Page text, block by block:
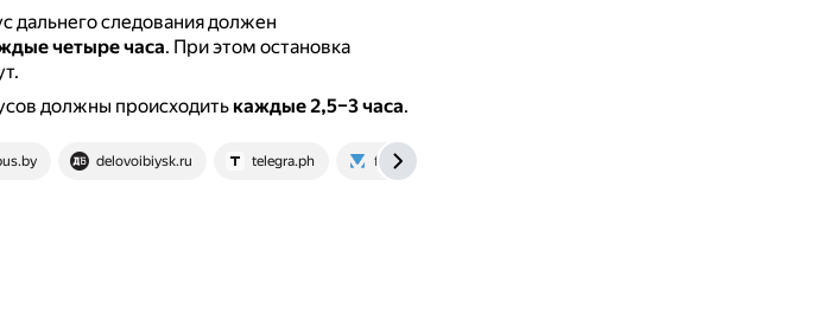
дальнего следования должен
четыре часа. При этом остановка
должны происходить каждые 2,5–3 часа.
delovoibiysk.ru telegra.ph forum.yurclub.ru